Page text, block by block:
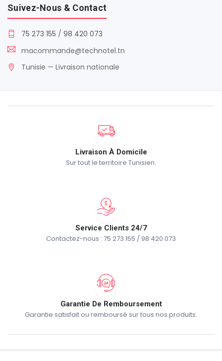
Suivez-Nous & Contact
75 273 155 / 98 420 073
macommande@technotel.tn
Tunisie — Livraison nationale
Livraison À Domicile
Sur tout le territoire Tunisien.
Service Clients 24/7
Contactez-nous : 75 273 155 / 98 420 073
Garantie De Remboursement
Garantie satisfait ou remboursé sur tous nos produits.